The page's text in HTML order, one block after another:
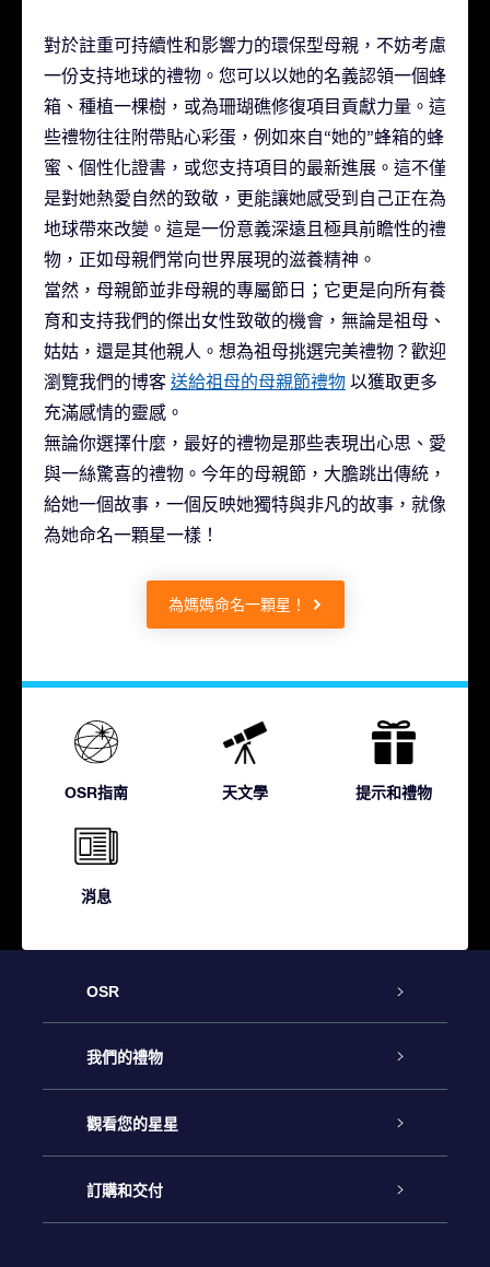
對於註重可持續性和影響力的環保型母親，不妨考慮
一份支持地球的禮物。您可以以她的名義認領一個蜂
箱、種植一棵樹，或為珊瑚礁修復項目貢獻力量。這
些禮物往往附帶貼心彩蛋，例如來自“她的”蜂箱的蜂
蜜、個性化證書，或您支持項目的最新進展。這不僅
是對她熱愛自然的致敬，更能讓她感受到自己正在為
地球帶來改變。這是一份意義深遠且極具前瞻性的禮
物，正如母親們常向世界展現的滋養精神。
當然，母親節並非母親的專屬節日；它更是向所有養
育和支持我們的傑出女性致敬的機會，無論是祖母、
姑姑，還是其他親人。想為祖母挑選完美禮物？歡迎
瀏覽我們的博客 送給祖母的母親節禮物 以獲取更多
充滿感情的靈感。
無論你選擇什麼，最好的禮物是那些表現出心思、愛
與一絲驚喜的禮物。今年的母親節，大膽跳出傳統，
給她一個故事，一個反映她獨特與非凡的故事，就像
為她命名一顆星一樣！
為媽媽命名一顆星！
OSR指南 天文學 提示和禮物
消息
OSR
客戶服務
聯繫我們
博客
我們的禮物
Online Star禮物
OSR禮物包
觀看您的星星
星星注册
訂購和交付